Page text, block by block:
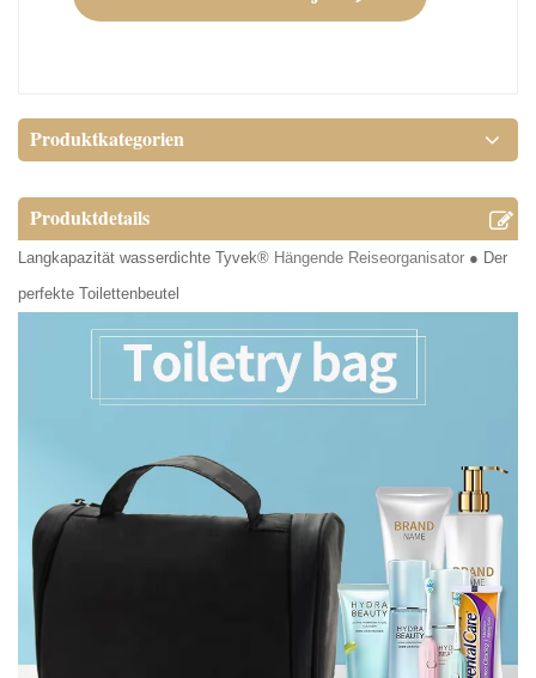
Produktkategorien
Produktdetails
Langkapazität wasserdichte Tyvek® Hängende Reiseorganisator ● Der
perfekte Toilettenbeutel